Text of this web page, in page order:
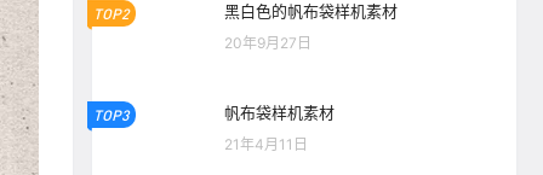
TOP2 黑白色的帆布袋样机素材
20年9月27日
TOP3 帆布袋样机素材
21年4月11日